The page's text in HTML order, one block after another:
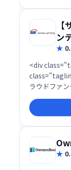
ン
<div
ラウドファ
シャルレン
れます。 </